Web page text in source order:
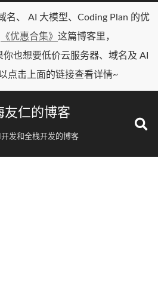
名、 AI 大模型、Coding Plan 的优
《优惠合集》 这篇博客里，
也想要低价云服务器、域名及 AI
点击上面的链接查看详情~
友仁的博客
发和全栈开发的博客